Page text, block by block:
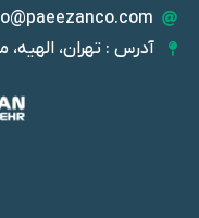
آدرس : تهران، الهیه، مریم